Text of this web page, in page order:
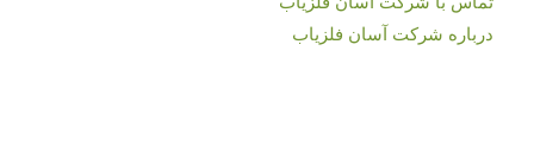
درباره شرکت آسان فلزیاب